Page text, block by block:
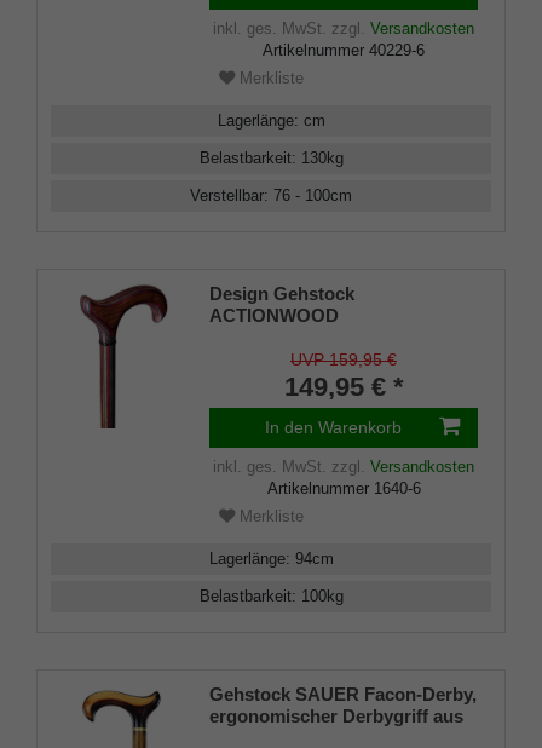
inkl. ges. MwSt. zzgl. Versandkosten
Artikelnummer 40229-6
Merkliste
Lagerlänge: cm
Belastbarkeit: 130kg
Verstellbar: 76 - 100cm
Design Gehstock
ACTIONWOOD
Derbygriff und Stock aus
stabilem Multiplex, handpoliert
mit Carnaubawachs, inklusive
Gummipuffer
UVP 159,95 €
149,95 € *
In den Warenkorb
inkl. ges. MwSt. zzgl. Versandkosten
Artikelnummer 1640-6
Merkliste
Lagerlänge: 94cm
Belastbarkeit: 100kg
Gehstock SAUER Facon-Derby,
ergonomischer Derbygriff aus